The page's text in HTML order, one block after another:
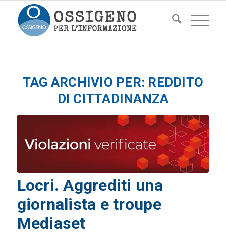
TAG ARCHIVIO PER: REDDITO
DI CITTADINANZA
Locri. Aggrediti una
giornalista e troupe
Mediaset